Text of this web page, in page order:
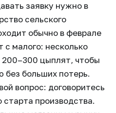
заявку нужно в
сельского
обычно в феврале
с малого: несколько
200–300 цыплят, чтобы
без больших потерь.
вопрос: договоритесь
производства.